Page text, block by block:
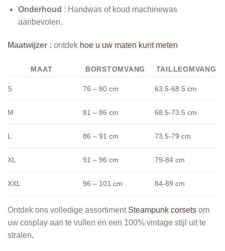
Onderhoud : Handwas of koud machinewas
aanbevolen.
Maatwijzer : ontdek hoe u uw maten kunt meten
MAAT BORSTOMVANG TAILLEOMVANG
S 76 – 80 cm 63.5-68.5cm
M 81 – 86 cm 68.5-73.5 cm
L 86 – 91 cm 73.5-79 cm
XL 91 – 96 cm 79-84 cm
XXL 96 – 101 cm 84-89 cm
Ontdek ons volledige assortiment Steampunk corsets om
uw cosplay aan te vullen en een 100% vintage stijl uit te
stralen.